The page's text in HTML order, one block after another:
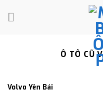
Ô TÔ CŨ
Volvo Yên Bái